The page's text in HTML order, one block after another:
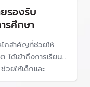
ทคโนโลยีดิจิทัล และการ
ารสอนเพื่อส่งเสริมสนับ
ารสอน (Tablet หรือ
ล้านบาท
เคลื่อนการจัดการเรีย
รองรับ
รศึกษา
ไกสำคัญที่ช่วยให้
ได้เข้าถึงการเรียนรู้
ยให้เด็กและ
รศึกษา